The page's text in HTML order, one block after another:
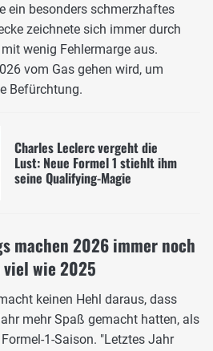
ein besonders schmerzhaftes
zeichnete sich immer durch
wenig Fehlermarge aus.
vom Gas gehen wird, um
Befürchtung.
Charles Leclerc vergeht die
Lust: Neue Formel 1 stiehlt ihm
seine Qualifying-Magie
machen 2026 immer noch
wie 2025
keinen Hehl daraus, dass
mehr Spaß gemacht hatten, als
1-Saison. "Letztes Jahr